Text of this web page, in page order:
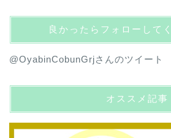
良かったらフォローして
@OyabinCobunGrjさんのツイート
オススメ記事